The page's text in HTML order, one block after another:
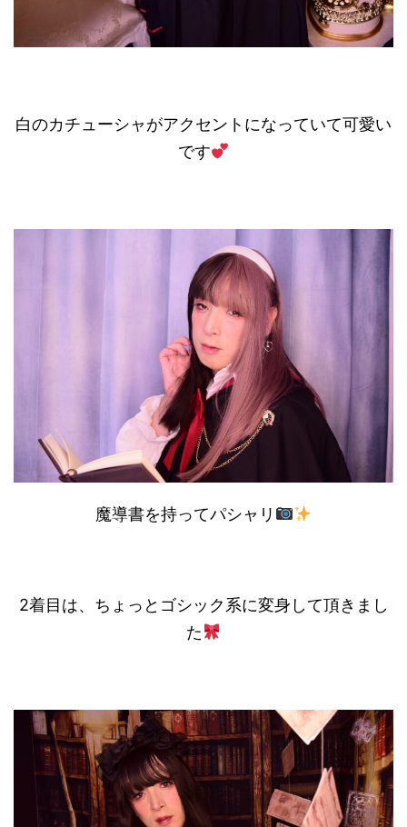
白のカチューシャがアクセントになっていて可愛い
です
魔導書を持ってパシャリ
2着目は、ちょっとゴシック系に変身して頂きまし
た